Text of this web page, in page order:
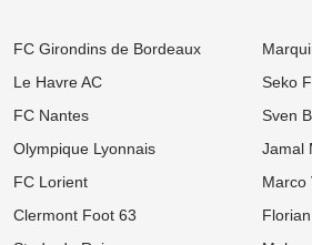
LOSC, Bordeaux : Après son départ des
Mercato : Le PSG frappe un grand coup
s'attaque au digne successeur de
06/08 Ligue 1
FC Girondins de Bordeaux
Le Havre AC
FC Nantes
Olympique Lyonnais
FC Lorient
Clermont Foot 63
Seko
Sven
Jamal
Marco